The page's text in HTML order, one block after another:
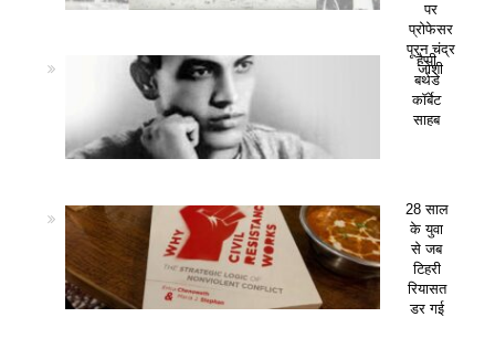
पर
प्रोफेसर
पूरन चंद्र
जोशी
हैप्पी
बर्थडे
कॉर्बेट
साहब
28 साल
के युवा
से जब
टिहरी
रियासत
डर गई